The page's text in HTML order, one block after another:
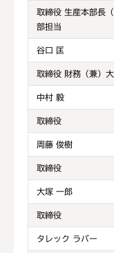
取締役 生産本部長
部担当
谷口 匡
取締役 財務（兼）
中村 毅
取締役
周藤 俊樹
取締役
大塚 一郎
取締役
タレック ラバー